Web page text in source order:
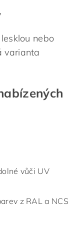
nebo
varianta
vůči UV
z RAL a NCS